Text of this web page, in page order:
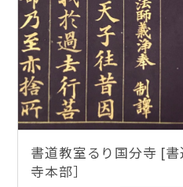
書道教室るり国分寺 [
寺本部］